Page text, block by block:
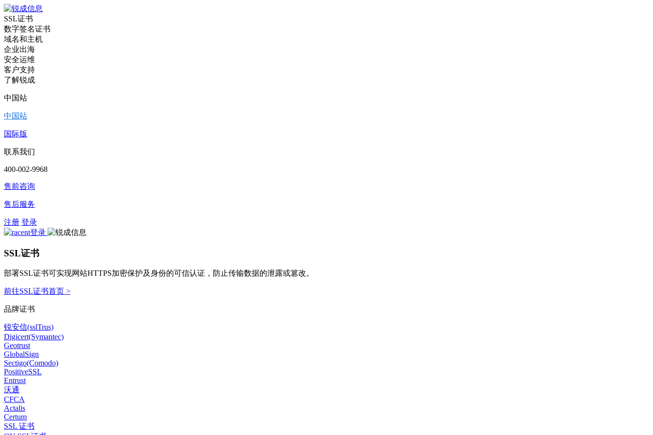
SSL证书
数字签名证书
域名和主机
企业出海
安全运维
客户支持
了解锐成
中国站
中国站
国际版
联系我们
400-002-9968
售前咨询
售后服务
注册 登录
SSL证书
部署SSL证书可实现网站HTTPS加密保护及身份的可信认证，防止传输数据的泄露或篡改。
前往SSL证书首页 >
品牌证书
锐安信(sslTrus)
Digicert(Symantec)
Geotrust
GlobalSign
Sectigo(Comodo)
PositiveSSL
Entrust
沃通
CFCA
Actalis
Certum
SSL 证书